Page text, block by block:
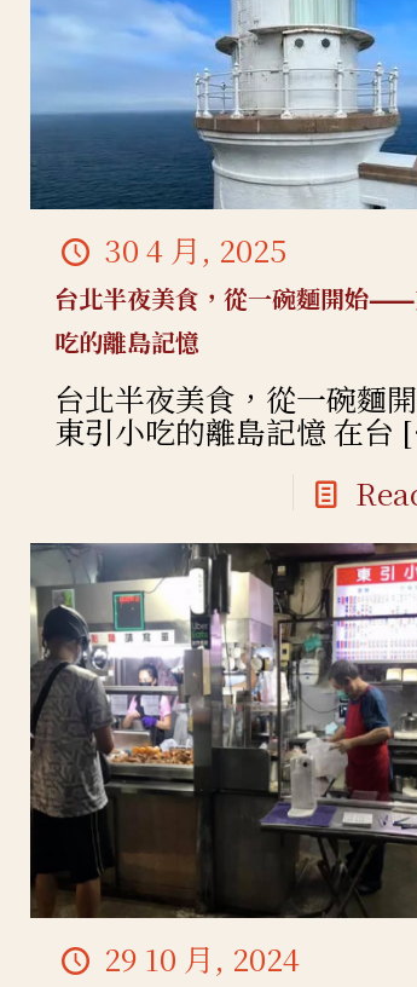
30 4 月, 2025
台北半夜美食，從一碗麵開始⸺
吃的離島記憶
台北半夜美食，從一碗
東引小吃的離島記憶 在台
29 10 月, 2024